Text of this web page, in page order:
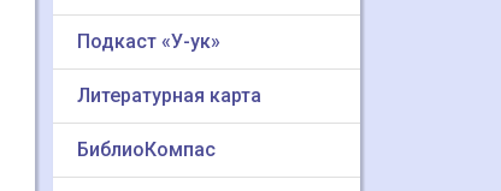
Подкаст «У-ук»
Литературная карта
БиблиоКомпас